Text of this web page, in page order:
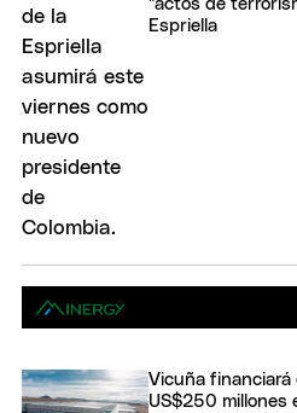
"actos de
Espriella
Vicuña financiará
US$250 millones